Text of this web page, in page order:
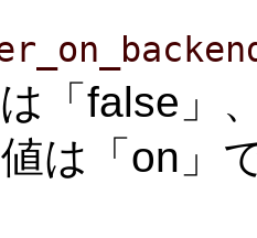
「false」
は「on」